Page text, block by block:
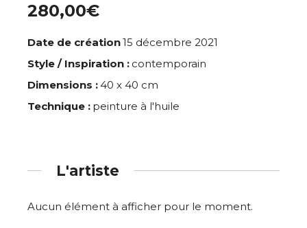
280,00€
Date de création15 décembre 2021
Style / Inspiration : contemporain
Dimensions :40 x 40 cm
Technique : peinture à l'huile
L'artiste
Aucun élément à afficher pour le moment.